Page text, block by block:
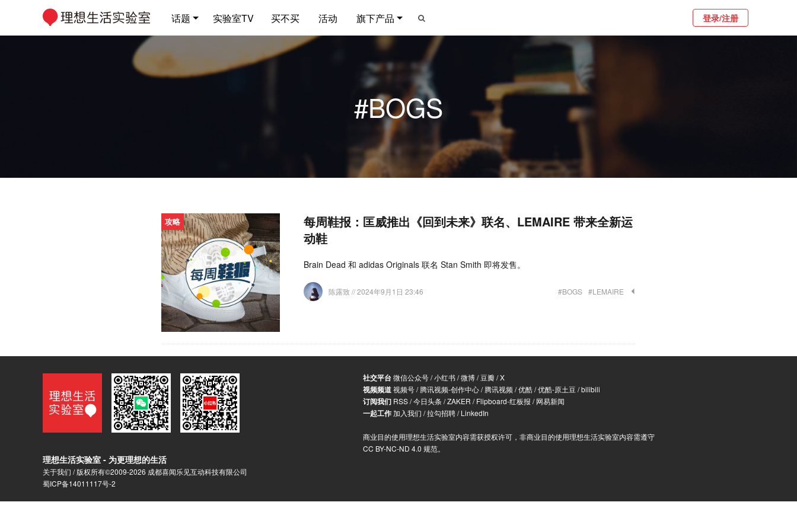
话题 实验室TV 买不买 活动 旗下产品 登录/注册
#BOGS
攻略
每周鞋报：匡威推出《回到未来》联名、LEMAIRE 带来全新运
动鞋
Brain Dead 和 adidas Originals 联名 Stan Smith 即将发售。
陈露致// 2024年9月1日 23:46 #BOGS #LEMAIRE
理想生活实验室 - 为更理想的生活
关于我们 / 版权所有©2009-2026 成都喜闻乐见互动科技有限公司
蜀ICP备14011117号-2
社交平台微信公众号/小红书/微博/豆瓣/X
视频频道视频号/腾讯视频-创作中心/腾讯视频/优酷/优酷-原土豆 /bilibili
订阅我们 RSS/今日头条 /ZAKER /Flipboard-红板报 /网易新闻
一起工作加入我们 /拉勾招聘/LinkedIn
商业目的使用理想生活实验室内容需获授权许可，非商业目的使用理想生活实验室内容需遵守
CC BY-NC-ND 4.0 规范。